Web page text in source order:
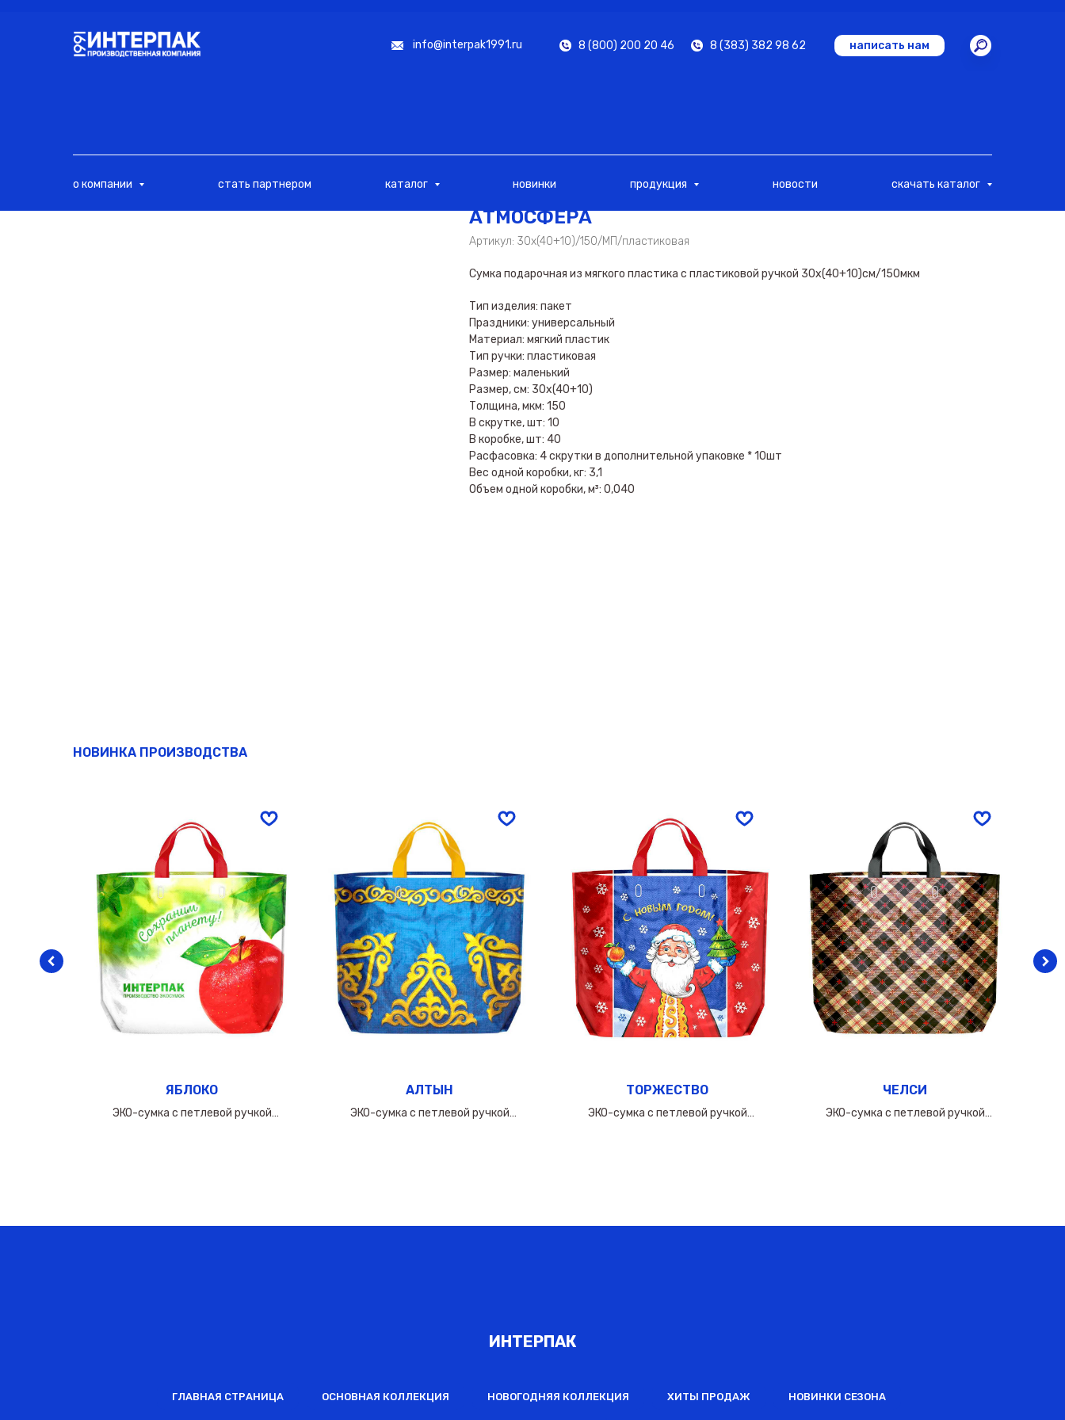
написать нам
info@interpak1991.ru 8 (800) 200 20 46 8 (383) 382 98 62
о компании стать партнером каталог новинки продукция новости скачать каталог
АТМОСФЕРА
Артикул: 30х(40+10)/150/МП/пластиковая
Сумка подарочная из мягкого пластика с пластиковой ручкой 30х(40+10)см/150мкм
Тип изделия: пакет
Праздники: универсальный
Материал: мягкий пластик
Тип ручки: пластиковая
Размер: маленький
Размер, см: 30х(40+10)
Толщина, мкм: 150
В скрутке, шт: 10
В коробке, шт: 40
Расфасовка: 4 скрутки в дополнительной упаковке * 10шт
Вес одной коробки, кг: 3,1
Объем одной коробки, м³: 0,040
НОВИНКА ПРОИЗВОДСТВА
ЯБЛОКО
ЭКО-сумка с петлевой ручкой
АЛТЫН
ЭКО-сумка с петлевой ручкой
ТОРЖЕСТВО
ЭКО-сумка с петлевой ручкой
ЧЕЛСИ
ЭКО-сумка с петлевой ручкой
ИНТЕРПАК
ГЛАВНАЯ СТРАНИЦА ОСНОВНАЯ КОЛЛЕКЦИЯ НОВОГОДНЯЯ КОЛЛЕКЦИЯ ХИТЫ ПРОДАЖ НОВИНКИ СЕЗОНА